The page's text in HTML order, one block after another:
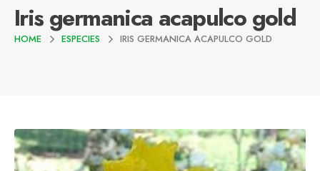
Iris germanica acapulco gold
HOME ESPECIES IRIS GERMANICA ACAPULCO GOLD